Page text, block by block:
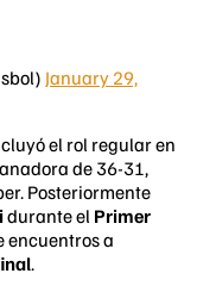
January 29,
el rol regular en
de 36-31,
Posteriormente
durante el Primer
encuentros a
.